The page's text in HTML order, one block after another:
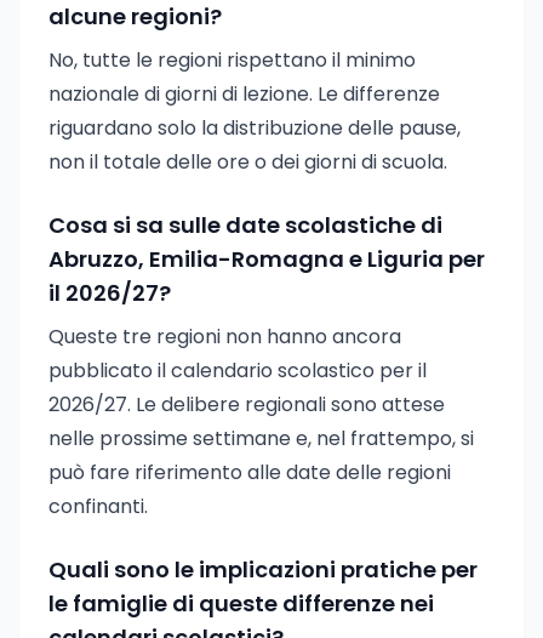
alcune regioni?
No, tutte le regioni rispettano il minimo
nazionale di giorni di lezione. Le differenze
riguardano solo la distribuzione delle pause,
non il totale delle ore o dei giorni di scuola.
Cosa si sa sulle date scolastiche di
Abruzzo, Emilia-Romagna e Liguria per
il 2026/27?
Queste tre regioni non hanno ancora
pubblicato il calendario scolastico per il
2026/27. Le delibere regionali sono attese
nelle prossime settimane e, nel frattempo, si
può fare riferimento alle date delle regioni
confinanti.
Quali sono le implicazioni pratiche per
le famiglie di queste differenze nei